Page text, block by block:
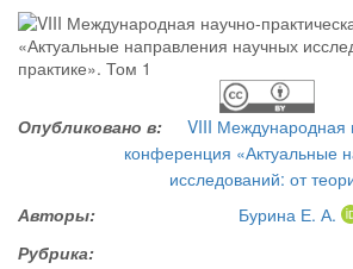
Опубликовано в:
VIII Международная
конференция «Актуальные
исследований: от
Авторы:
Бурина Е. А.
Рубрика: